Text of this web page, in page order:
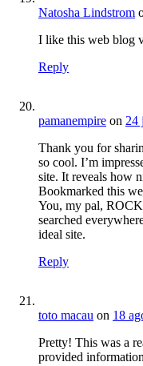
Natosha Lindstrom
I like this web blog
Reply
pamanempire on 24
Thank you for
so cool. I’m
site. It reveals how
Bookmarked this
You, my pal,
searched
ideal site.
Reply
toto macau on 18
Pretty! This was a
provided